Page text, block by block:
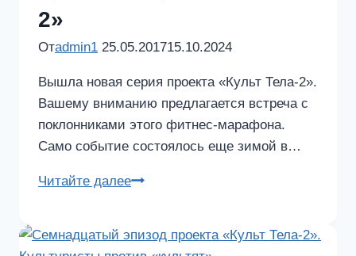
2»
Отadmin1 25.05.201715.10.2024
Вышла новая серия проекта «Культ Тела-2».
Вашему вниманию предлагается встреча с
поклонниками этого фитнес-марафона.
Само событие состоялось еще зимой в…
Читайте далееВстреча
проекта